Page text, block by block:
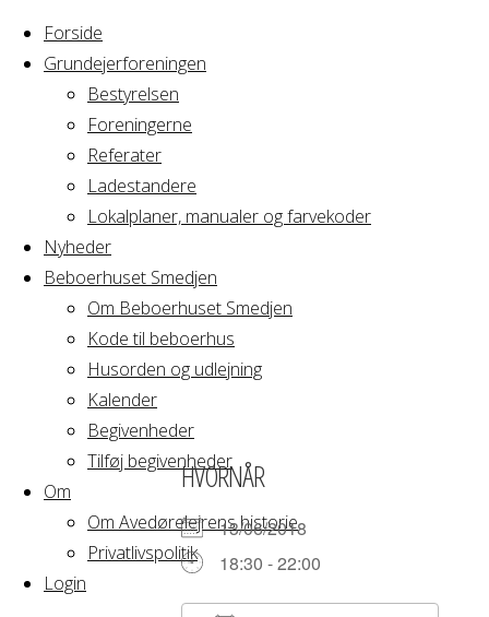
Forside
Grundejerforeningen
Bestyrelsen
Foreningerne
Referater
Ladestandere
Lokalplaner, manualer og farvekoder
Nyheder
Beboerhuset Smedjen
Om Beboerhuset Smedjen
Kode til beboerhus
Husorden og udlejning
Kalender
Begivenheder
Tilføj begivenheder
Om
Om Avedørelejrens historie
Privatlivspolitik
Login
Home
Arrangement
Yoga &
Mindfulness
Yoga
&
Mindfulness
HVORNÅR
13/06/2018
18:30 - 22:00